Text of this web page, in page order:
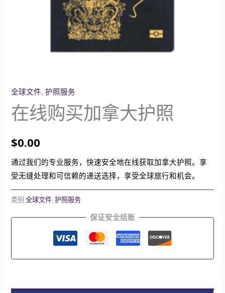
全球文件,护照服务
在线购买加拿大护照
$0.00
通过我们的专业服务，快速安全地在线获取加拿大护照。享
受无缝处理和可信赖的递送选择，享受全球旅行和机会。
类别全球文件,护照服务
保证安全结账